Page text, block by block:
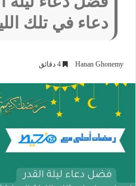
دعاء في تلك
Hanan Ghonemy